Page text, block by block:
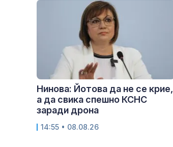
Нинова: Йотова да не се крие,
а да свика спешно КСНС
заради дрона
14:55 • 08.08.26